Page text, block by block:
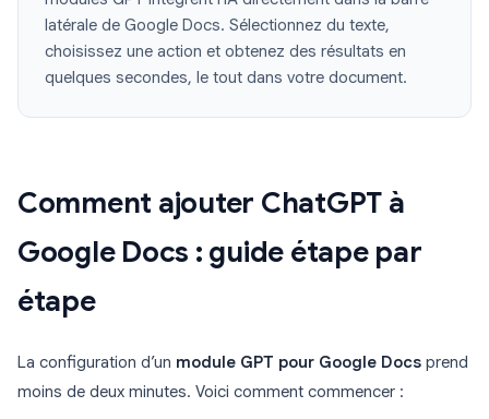
latérale de Google Docs. Sélectionnez du texte,
choisissez une action et obtenez des résultats en
quelques secondes, le tout dans votre document.
Comment ajouter ChatGPT à
Google Docs : guide étape par
étape
La configuration d’un module GPT pour Google Docs prend
moins de deux minutes. Voici comment commencer :